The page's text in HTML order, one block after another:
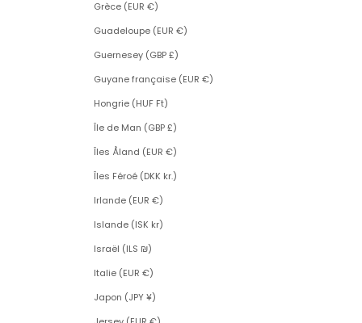
Grèce (EUR €)
Guadeloupe (EUR €)
Guernesey (GBP £)
Guyane française (EUR €)
Hongrie (HUF Ft)
Île de Man (GBP £)
Îles Åland (EUR €)
Îles Féroé (DKK kr.)
Irlande (EUR €)
Islande (ISK kr)
Israël (ILS ₪)
Italie (EUR €)
Japon (JPY ¥)